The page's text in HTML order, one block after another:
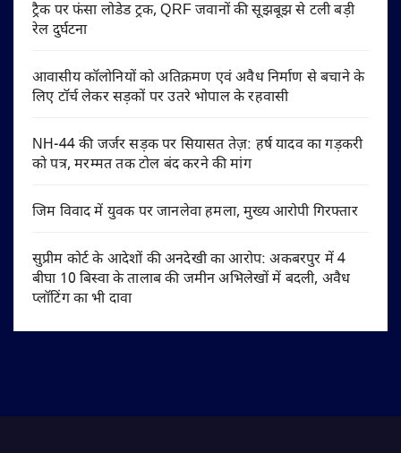
ट्रैक पर फंसा लोडेड ट्रक, QRF जवानों की सूझबूझ से टली बड़ी
रेल दुर्घटना
आवासीय कॉलोनियों को अतिक्रमण एवं अवैध निर्माण से बचाने के
लिए टॉर्च लेकर सड़कों पर उतरे भोपाल के रहवासी
NH-44 की जर्जर सड़क पर सियासत तेज़: हर्ष यादव का गड़करी
को पत्र, मरम्मत तक टोल बंद करने की मांग
जिम विवाद में युवक पर जानलेवा हमला, मुख्य आरोपी गिरफ्तार
सुप्रीम कोर्ट के आदेशों की अनदेखी का आरोप: अकबरपुर में 4
बीघा 10 बिस्वा के तालाब की जमीन अभिलेखों में बदली, अवैध
प्लॉटिंग का भी दावा